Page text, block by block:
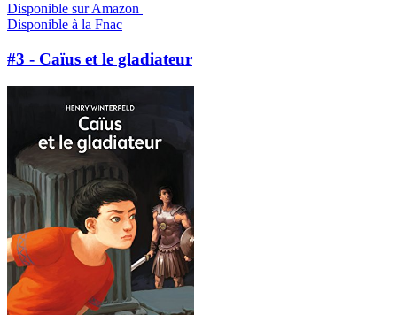
Disponible sur Amazon |
Disponible à la Fnac
#3 - Caïus et le gladiateur